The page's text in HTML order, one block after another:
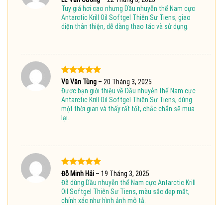
hạng 55
sao
Tuy giá hơi cao nhưng Dầu nhuyễn thể Nam cực
Antarctic Krill Oil Softgel Thiên Sư Tiens, giao
diện thân thiện, dễ dàng thao tác và sử dụng.
Được xếp
hạng55
sao
Vũ Văn Tùng – 20 Tháng 3, 2025
Được bạn giới thiệu về Dầu nhuyễn thể Nam cực
Antarctic Krill Oil Softgel Thiên Sư Tiens, dùng
một thời gian và thấy rất tốt, chắc chắn sẽ mua
lại.
Được xếp
hạng5 5
sao
Đỗ Minh Hải – 19 Tháng 3, 2025
Đã dùng Dầu nhuyễn thể Nam cực Antarctic Krill
Oil Softgel Thiên Sư Tiens, màu sắc đẹp mắt,
chính xác như hình ảnh mô tả.